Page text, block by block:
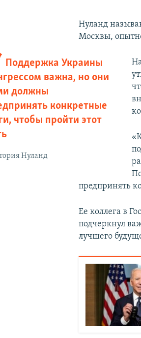
Нуланд
Москвы,
Поддержка Украины
важна, но они
должны
конкретные
чтобы пройти этот
Нуланд
предпринять
Ее коллега в
подчеркнул
лучшего